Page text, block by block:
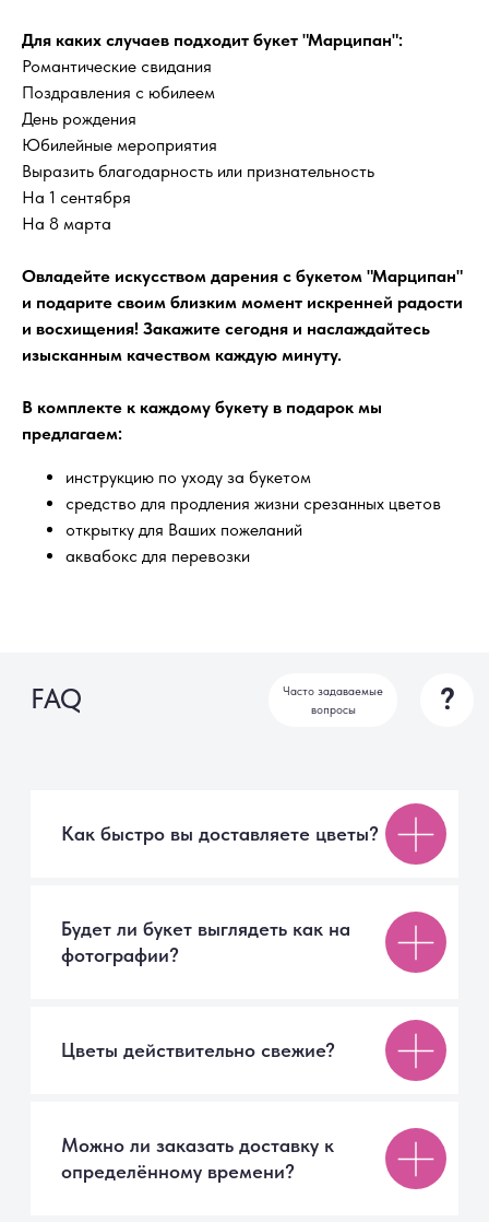
Для каких случаев подходит букет "Марципан":
Романтические свидания
Поздравления с юбилеем
День рождения
Юбилейные мероприятия
Выразить благодарность или признательность
На 1 сентября
На 8 марта
Овладейте искусством дарения с букетом "Марципан"
и подарите своим близким момент искренней радости
и восхищения! Закажите сегодня и наслаждайтесь
изысканным качеством каждую минуту.
В комплекте к каждому букету в подарок мы
предлагаем:
инструкцию по уходу за букетом
средство для продления жизни срезанных цветов
открытку для Ваших пожеланий
аквабокс для перевозки
Как быстро вы доставляете цветы?
Будет ли букет выглядеть как на
фотографии?
Можно ли заказать доставку к
Отправляете ли вы фотографию
букета перед доставкой?
Что входит в стоимость заказа?
Можно ли заказать букет
+7 999 007 70 02